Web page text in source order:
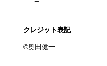
クレジット表記
©奥田健一